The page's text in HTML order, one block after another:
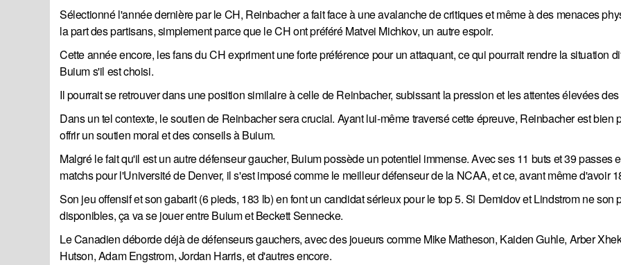
Sélectionné l'année dernière par le CH, Reinbacher a fait face à une avalanche de critiques et même à des menaces
la part des partisans, simplement parce que le CH ont préféré Matvei Michkov, un autre espoir.
Cette année encore, les fans du CH expriment une forte préférence pour un attaquant, ce qui pourrait rendre la situation
Buium s'il est choisi.
Il pourrait se retrouver dans une position similaire à celle de Reinbacher, subissant la pression et les attentes élevées
Dans un tel contexte, le soutien de Reinbacher sera crucial. Ayant lui-même traversé cette épreuve, Reinbacher est bien
offrir un soutien moral et des conseils à Buium.
Malgré le fait qu'il est un autre défenseur gaucher, Buium possède un potentiel immense. Avec ses 11 buts et 39 passes
matchs pour l'Université de Denver, il s'est imposé comme le meilleur défenseur de la NCAA, et ce, avant même d'avoir
Son jeu offensif et son gabarit (6 pieds, 183 lb) en font un candidat sérieux pour le top 5. Si Demidov et Lindstrom ne son
disponibles, ça va se jouer entre Buium et Beckett Sennecke.
Le Canadien déborde déjà de défenseurs gauchers, avec des joueurs comme Mike Matheson, Kaiden Guhle, Arber
Hutson, Adam Engstrom, Jordan Harris, et d'autres encore.